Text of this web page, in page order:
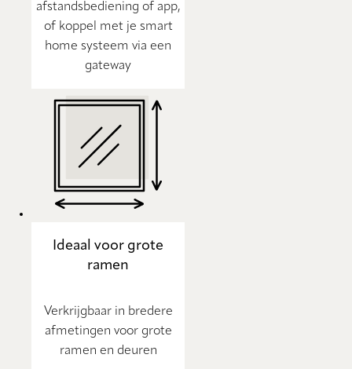
afstandsbediening of app,
of koppel met je smart
home systeem via een
gateway
Ideaal voor grote
ramen
Verkrijgbaar in bredere
afmetingen voor grote
ramen en deuren